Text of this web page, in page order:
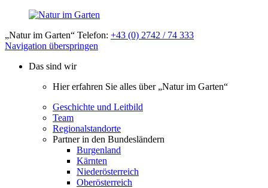
„Natur im Garten“ Telefon: +43 (0) 2742 / 74 333
Navigation überspringen
Das sind wir
Hier erfahren Sie alles über „Natur im Garten“
Geschichte und Leitbild
Team
Regionalstandorte
Partner in den Bundesländern
Burgenland
Kärnten
Niederösterreich
Oberösterreich